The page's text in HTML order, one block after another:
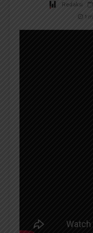
Redaksi
1